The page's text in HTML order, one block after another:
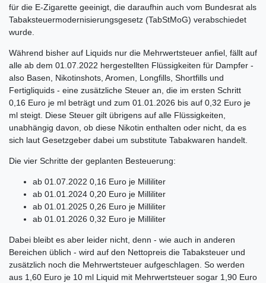
für die E-Zigarette geeinigt, die daraufhin auch vom Bundesrat als
Tabaksteuermodernisierungsgesetz (TabStMoG) verabschiedet
wurde.
Während bisher auf Liquids nur die Mehrwertsteuer anfiel, fällt auf
alle ab dem 01.07.2022 hergestellten Flüssigkeiten für Dampfer -
also Basen, Nikotinshots, Aromen, Longfills, Shortfills und
Fertigliquids - eine zusätzliche Steuer an, die im ersten Schritt
0,16 Euro je ml beträgt und zum 01.01.2026 bis auf 0,32 Euro je
ml steigt. Diese Steuer gilt übrigens auf alle Flüssigkeiten,
unabhängig davon, ob diese Nikotin enthalten oder nicht, da es
sich laut Gesetzgeber dabei um substitute Tabakwaren handelt.
Die vier Schritte der geplanten Besteuerung:
ab 01.07.2022 0,16 Euro je Milliliter
ab 01.01.2024 0,20 Euro je Milliliter
ab 01.01.2025 0,26 Euro je Milliliter
ab 01.01.2026 0,32 Euro je Milliliter
Dabei bleibt es aber leider nicht, denn - wie auch in anderen
Bereichen üblich - wird auf den Nettopreis die Tabaksteuer und
zusätzlich noch die Mehrwertsteuer aufgeschlagen. So werden
aus 1,60 Euro je 10 ml Liquid mit Mehrwertsteuer sogar 1,90 Euro